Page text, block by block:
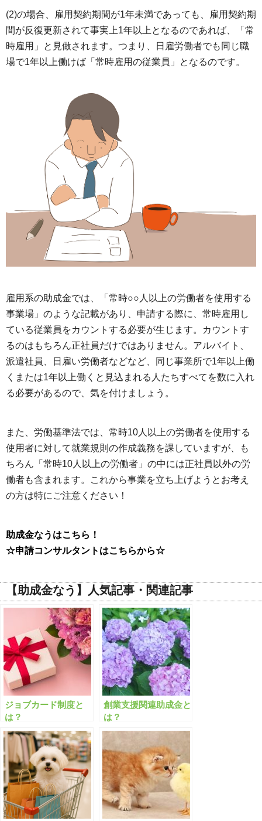
(2)の場合、雇用契約期間が1年未満であっても、雇用契約期
間が反復更新されて事実上1年以上となるのであれば、「常
時雇用」と見做されます。つまり、日雇労働者でも同じ職
場で1年以上働けば「常時雇用の従業員」となるのです。
雇用系の助成金では、「常時○○人以上の労働者を使用する
事業場」のような記載があり、申請する際に、常時雇用し
ている従業員をカウントする必要が生じます。カウントす
るのはもちろん正社員だけではありません。アルバイト、
派遣社員、日雇い労働者などなど、同じ事業所で1年以上働
くまたは1年以上働くと見込まれる人たちすべてを数に入れ
る必要があるので、気を付けましょう。
また、労働基準法では、常時10人以上の労働者を使用する
使用者に対して就業規則の作成義務を課していますが、も
ちろん「常時10人以上の労働者」の中には正社員以外の労
働者も含まれます。これから事業を立ち上げようとお考え
の方は特にご注意ください！
助成金なうはこちら！
☆申請コンサルタントはこちらから☆
【助成金なう】人気記事・関連記事
ジョブカード制度と
は？
創業支援関連助成金と
は？